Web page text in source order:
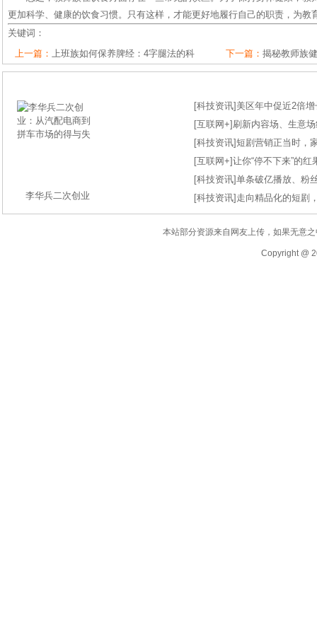
更加科学、健康的饮食习惯。只有这样，才能更好地履行自己的职责，为教
关键词：
上一篇： 上班族如何保养脾经：4字腿法的科 下一篇： 揭秘教师族
李华兵二次创业
[科技资讯] 美区年中促近2倍
[互联网+] 刷新内容场、生意
[科技资讯]短剧营销正当时，
[互联网+]让你“停不下来”的
[科技资讯]单条破亿播放、粉
[科技资讯] 走向精品化的短剧
本站部分资源来自网友上传，如果无意
Copyright @